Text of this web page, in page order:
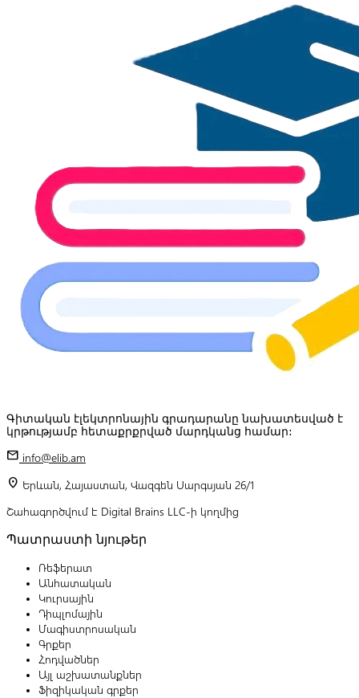
Գիտական էլեկտրոնային գրադարանը նախատեսված է
կրթությամբ հետաքրքրված մարդկանց համար:
mail info@elib.am
location_on Երևան, Հայաստան, Վազգեն Սարգսյան 26/1
Շահագործվում է Digital Brains LLC-ի կողմից
Պատրաստի նյութեր
Ռեֆերատ
Անհատական
Կուրսային
Դիպլոմային
Մագիստրոսական
Գրքեր
Հոդվածներ
Այլ աշխատանքներ
Ֆիզիկական գրքեր